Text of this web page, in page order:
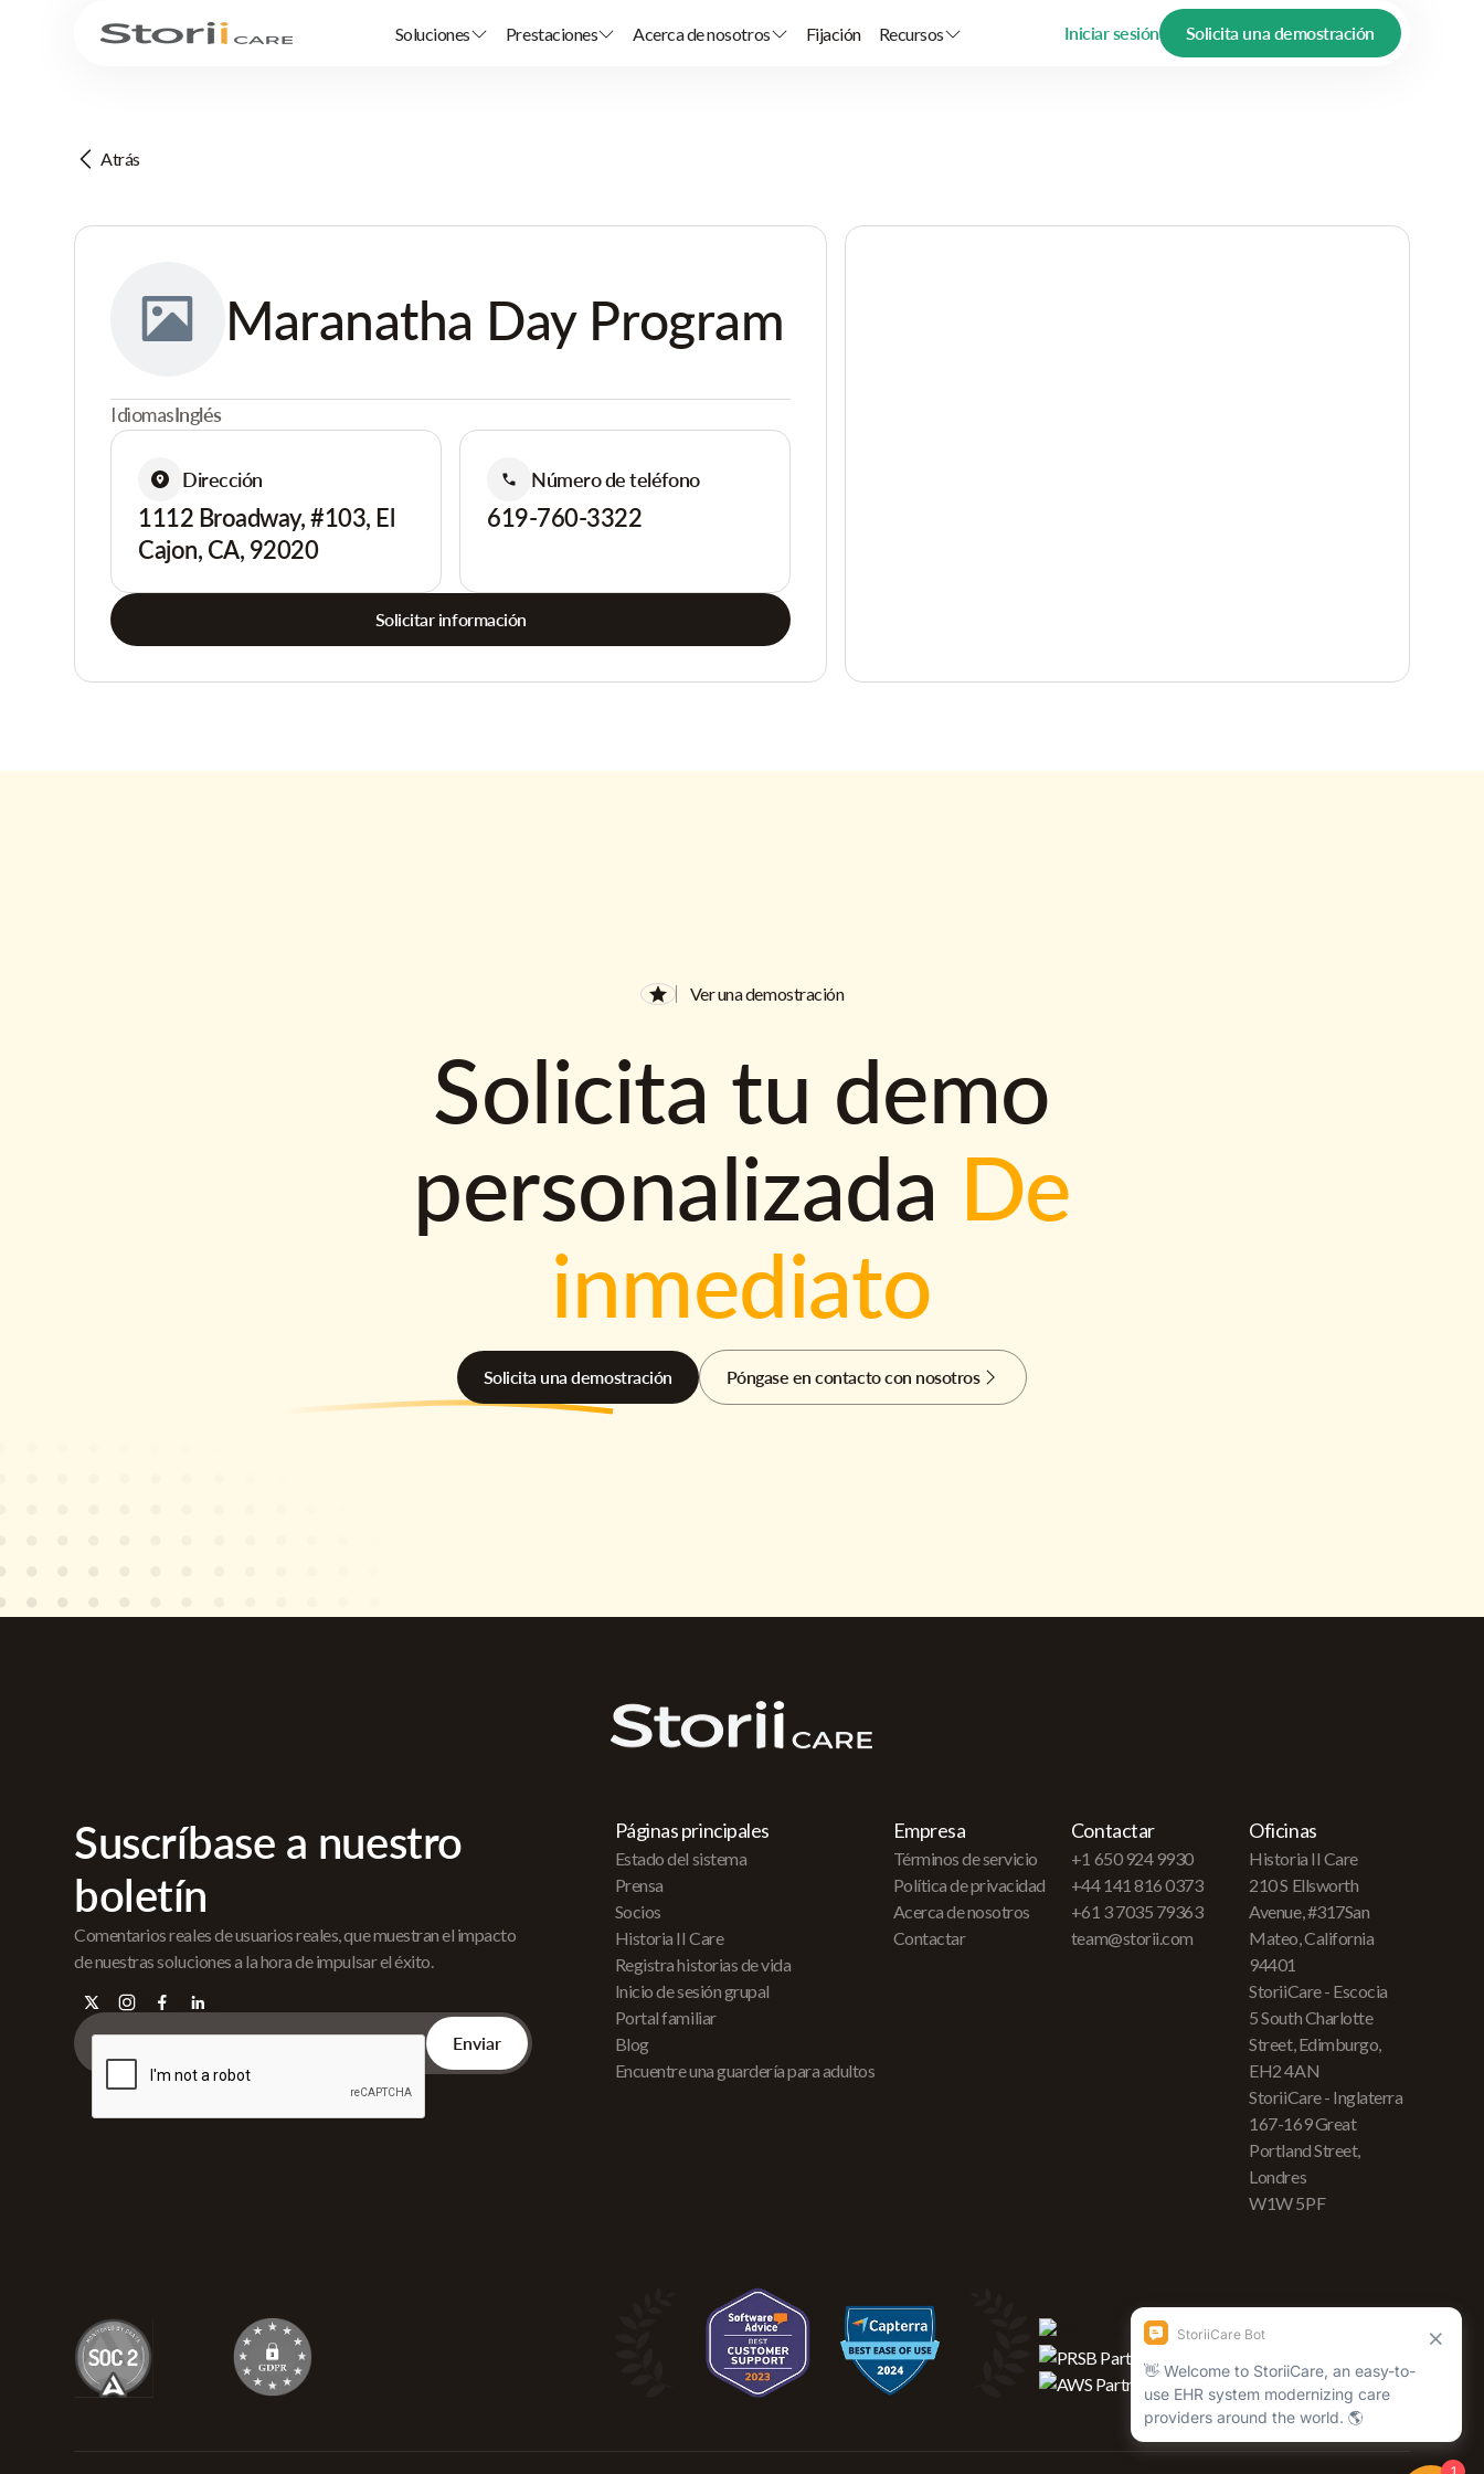
Soluciones Prestaciones Acerca de nosotros Fijación Recursos Iniciar sesión Solicita una demostración
Atrás
Maranatha Day Program
IdiomasInglés
Dirección
1112 Broadway, #103, El
Cajon, CA, 92020
Número de teléfono
619-760-3322
Solicitar información
Ver una demostración
Solicita tu demo
personalizada De
inmediato
Solicita una demostración Póngase en contacto con nosotros
Suscríbase a nuestro
boletín
Comentarios reales de usuarios reales, que muestran el impacto
de nuestras soluciones a la hora de impulsar el éxito.
Páginas principales
Estado del sistema
Prensa
Socios
Historia II Care
Registra historias de vida
Inicio de sesión grupal
Portal familiar
Blog
Encuentre una guardería para adultos
Empresa
Términos de servicio
Política de privacidad
Acerca de nosotros
Contactar
Contactar
+1 650 924 9930
+44 141 816 0373
+61 3 7035 79363
team@storii.com
Oficinas
Historia II Care
210 S Ellsworth
Avenue, #317San
Mateo, California
94401
StoriiCare - Escocia
5 South Charlotte
Street, Edimburgo,
EH2 4AN
StoriiCare - Inglaterra
167-169 Great
Portland Street,
Londres
W1W 5PF